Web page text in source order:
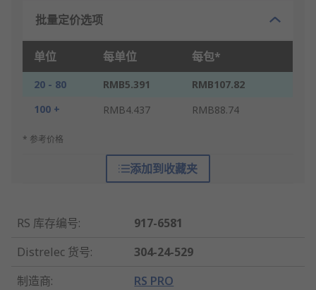
批量定价选项
单位 每单位 每包*
20 - 80 RMB5.391
RMB107.82
100 +
RMB4.437 RMB88.74
* 参考价格
添加到收藏夹
RS 库存编号:
917-6581
Distrelec 货号:
304-24-529
制造商: RS PRO